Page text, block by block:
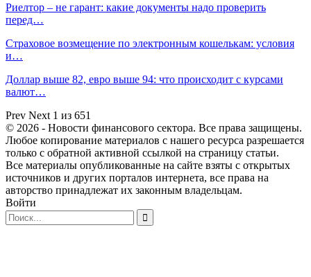
Риелтор – не гарант: какие документы надо проверить
перед…
Страховое возмещение по электронным кошелькам: условия
и…
Доллар выше 82, евро выше 94: что происходит с курсами
валют…
Prev Next 1 из 651
© 2026 - Новости финансового сектора. Все права защищены.
Любое копирование материалов с нашего ресурса разрешается
только с обратной активной ссылкой на страницу статьи.
Все материалы опубликованные на сайте взяты с открытых
источников и других порталов интернета, все права на
авторство принадлежат их законным владельцам.
Войти